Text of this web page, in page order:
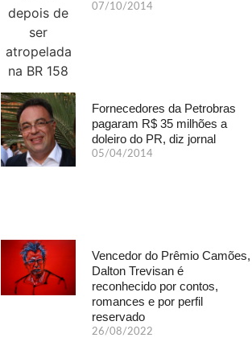
07/10/2014
Fornecedores da Petrobras
pagaram R$ 35 milhões a
doleiro do PR, diz jornal
05/04/2014
Vencedor do Prêmio Camões,
Dalton Trevisan é
reconhecido por contos,
romances e por perfil
reservado
26/08/2022